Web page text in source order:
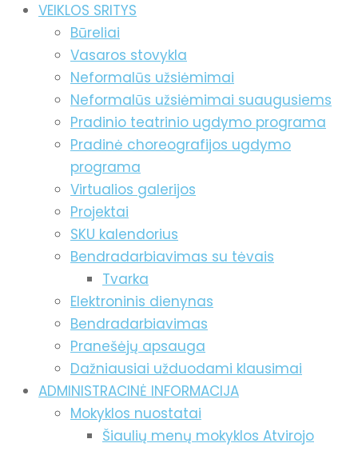
VEIKLOS SRITYS
Būreliai
Vasaros stovykla
Neformalūs užsiėmimai
Neformalūs užsiėmimai suaugusiems
Pradinio teatrinio ugdymo programa
Pradinė choreografijos ugdymo
programa
Virtualios galerijos
Projektai
SKU kalendorius
Bendradarbiavimas su tėvais
Tvarka
Elektroninis dienynas
Bendradarbiavimas
Pranešėjų apsauga
Dažniausiai užduodami klausimai
ADMINISTRACINĖ INFORMACIJA
Mokyklos nuostatai
Šiaulių menų mokyklos Atvirojo